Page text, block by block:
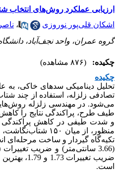
ارزیابی عملکرد روش‌های انتخاب
اشکان قلی‌پور نوروزی
،
گروه عمران، واحد نجف‌آباد،
چکیده:
(۸۷۶ مشاهده)
چکیده
تحلیل دینامیکی سدهای خاکی، به
تصادفی زلزله، استفاده از چند
می‌شود. در مهندسی زلزله
طیف طرح، پراکندگی نتایج را
و شدت طیفی در کاهش پراکندگی
منظور، از میان ۱۵۰
تکیه‌گاه گیردار و ساخت مرحله‌ای
(
3.66 سانتی‌متر) و ضریب تغییرات
ضریب تغییرات1.73 و 1.79،
است.